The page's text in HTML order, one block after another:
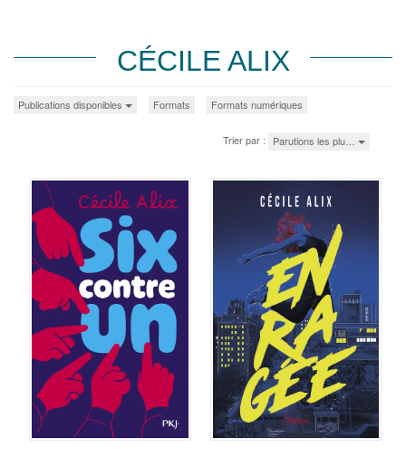
CÉCILE ALIX
Publications disponibles Formats Formats numériques
Trier par : Parutions les plu…